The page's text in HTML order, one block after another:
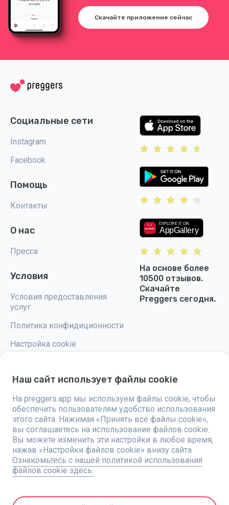
Скачайте приложение сейчас
Социальные сети
Instagram
Facebook
Помощь
Контакты
О нас
Пресса
Условия
Условия предоставления
услуг
Политика конфидиционности
Настройка cookie
На основе более
10500 отзывов.
Скачайте
Preggers сегодня.
Preggers — это приложение, разработанное шведской компанией
Stroller AB в 2017 году, направленное на упрощение родительства для
будущих и новоиспеченных родителей по всему миру. Благодаря
разнообразной команде и сотрудничеству с экспертами, были
разработаны удобные в использовании приложения, которыми
пользуются более двух миллионов человек. Preggers предлагает
уникальный 3D-опыт, предоставляя персонализированные
обновления, советы и инструменты для каждого этапа беременности.
Приложение также поддерживает новоиспеченных родителей
практическими советами по уходу за новорожденными.
Придерживаясь инклюзивности, Preggers поддерживает различные
Компания Stroller AB стремится к инновациям и расширяет свои
Наш сайт использует файлы cookie
На preggers.app мы используем файлы cookie, чтобы
обеспечить пользователям удобство использования
этого сайта. Нажимая «Принять все файлы cookie»,
вы соглашаетесь на использование файлов cookie.
Вы можете изменить эти настройки в любое время,
нажав «Настройки файлов cookie» внизу сайта.
Ознакомьтесь с нашей политикой использования
файлов cookie здесь.